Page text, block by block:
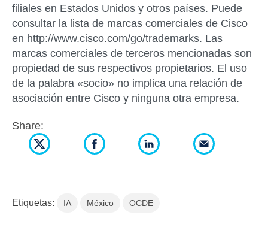
filiales en Estados Unidos y otros países. Puede
consultar la lista de marcas comerciales de Cisco
en http://www.cisco.com/go/trademarks. Las
marcas comerciales de terceros mencionadas son
propiedad de sus respectivos propietarios. El uso
de la palabra «socio» no implica una relación de
asociación entre Cisco y ninguna otra empresa.
Share:
Etiquetas: IA México OCDE